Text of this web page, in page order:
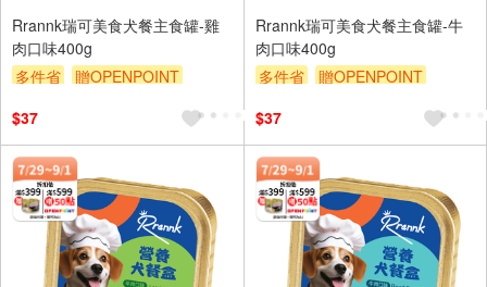
Rrannk瑞可美食犬餐主食罐-雞
肉口味400g
多件省
贈OPENPOINT
$37
Rrannk瑞可美食犬餐主食罐-牛
肉口味400g
多件省
贈OPENPOINT
$37